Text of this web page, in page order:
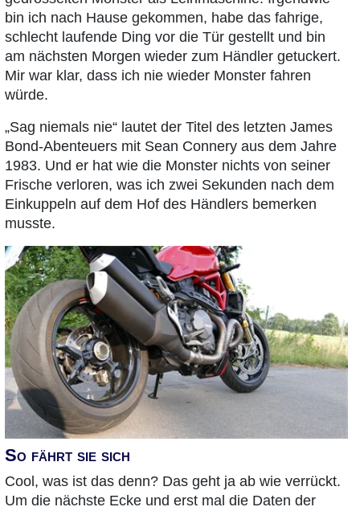
bin ich nach Hause gekommen, habe das fahrige,
schlecht laufende Ding vor die Tür gestellt und bin
am nächsten Morgen wieder zum Händler getuckert.
Mir war klar, dass ich nie wieder Monster fahren
würde.
„Sag niemals nie“ lautet der Titel des letzten James
Bond-Abenteuers mit Sean Connery aus dem Jahre
1983. Und er hat wie die Monster nichts von seiner
Frische verloren, was ich zwei Sekunden nach dem
Einkuppeln auf dem Hof des Händlers bemerken
musste.
So fährt sie sich
Cool, was ist das denn? Das geht ja ab wie verrückt.
Um die nächste Ecke und erst mal die Daten der